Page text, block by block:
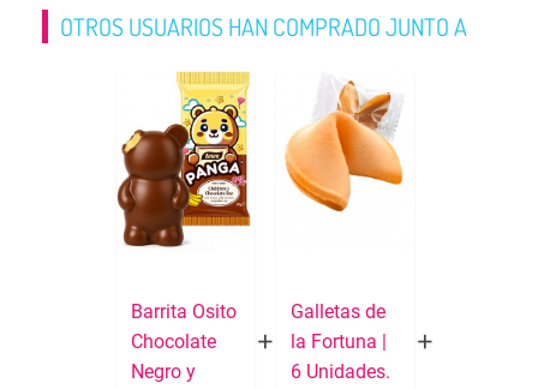
OTROS USUARIOS HAN COMPRADO JUNTO A
Barrita Osito
Chocolate
Negro y
Galletas de
la Fortuna |
6 Unidades.